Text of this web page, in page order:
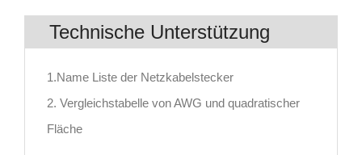
Technische Unterstützung
1.Name Liste der Netzkabelstecker
2. Vergleichstabelle von AWG und quadratischer
Fläche